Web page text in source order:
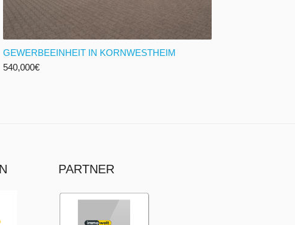
GEWERBEEINHEIT IN KORNWESTHEIM
540,000€
PARTNER